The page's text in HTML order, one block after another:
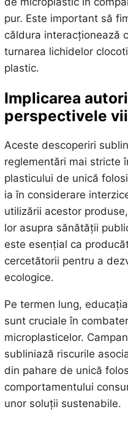
pur. Este important să
căldura interacționează
turnarea lichidelor
plastic.
Implicarea
perspectivele
Aceste descoperiri
reglementări mai stricte
plasticului de unică
ia în considerare
utilizării acestor
lor asupra sănătății
este esențial ca
cercetătorii pentru a
ecologice.
Pe termen lung,
sunt cruciale în
microplasticelor.
subliniază riscurile
din pahare de unică
comportamentului
unor soluții sustenabile.